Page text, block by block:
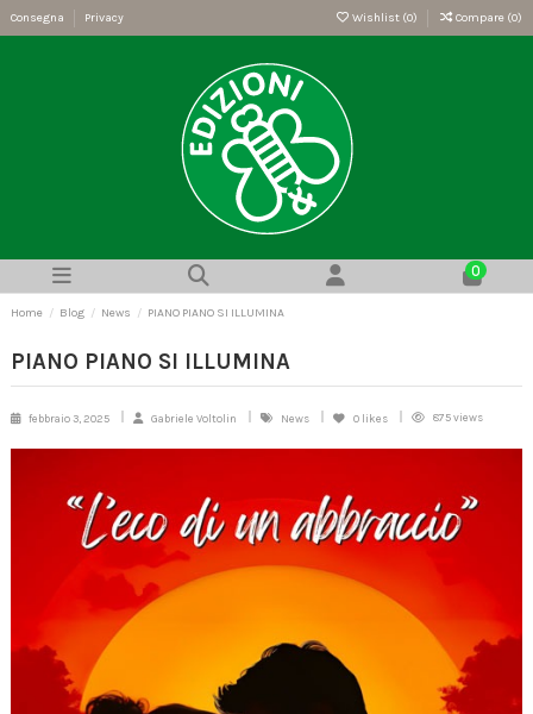
Consegna Privacy Wishlist (0) Compare (0)
0
Home Blog News PIANO PIANO SI ILLUMINA
PIANO PIANO SI ILLUMINA
febbraio 3, 2025 Gabriele Voltolin News 0 likes 875 views